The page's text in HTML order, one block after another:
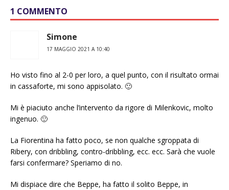
1 COMMENTO
Simone
17 MAGGIO 2021 A 10:40
Ho visto fino al 2-0 per loro, a quel punto, con il risultato ormai
in cassaforte, mi sono appisolato. 🙂
Mi è piaciuto anche l’intervento da rigore di Milenkovic, molto
ingenuo. 🙂
La Fiorentina ha fatto poco, se non qualche sgroppata di
Ribery, con dribbling, contro-dribbling, ecc. ecc. Sarà che vuole
farsi confermare? Speriamo di no.
Mi dispiace dire che Beppe, ha fatto il solito Beppe, in